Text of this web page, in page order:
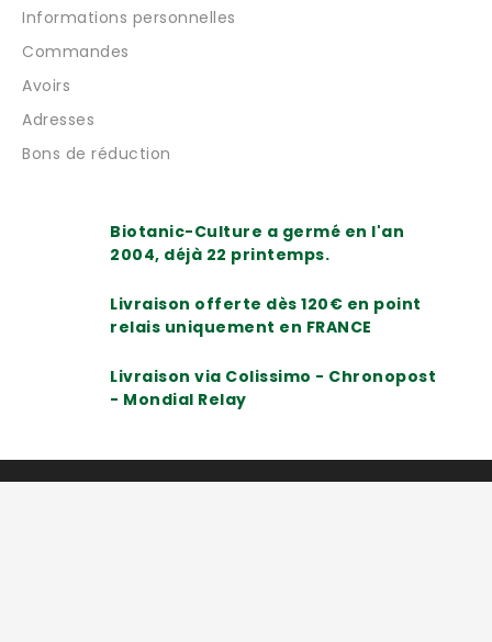
Informations personnelles
Commandes
Avoirs
Adresses
Bons de réduction
Biotanic-Culture a germé en l'an
2004, déjà 22 printemps.
Livraison offerte dès 120€ en point
relais uniquement en FRANCE
Livraison via Colissimo - Chronopost
- Mondial Relay